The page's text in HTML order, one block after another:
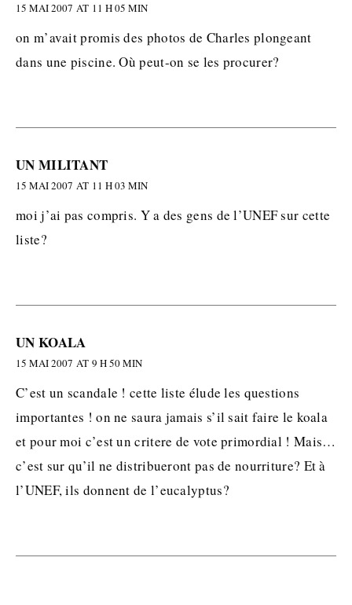
15 MAI 2007 AT 11 H 05 MIN
on m’avait promis des photos de Charles plongeant
dans une piscine. Où peut-on se les procurer?
UN MILITANT
15 MAI 2007 AT 11 H 03 MIN
moi j’ai pas compris. Y a des gens de l’UNEF sur cette
liste?
UN KOALA
15 MAI 2007 AT 9 H 50 MIN
C’est un scandale ! cette liste élude les questions
importantes ! on ne saura jamais s’il sait faire le koala
et pour moi c’est un critere de vote primordial ! Mais…
c’est sur qu’il ne distribueront pas de nourriture? Et à
l’UNEF, ils donnent de l’eucalyptus?